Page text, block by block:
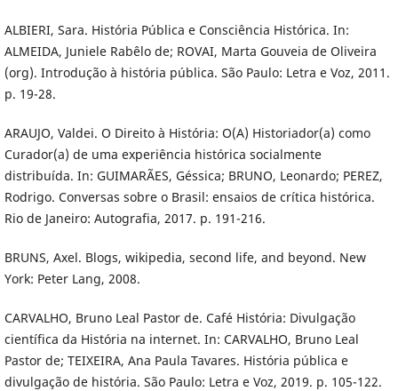
ALBIERI, Sara. História Pública e Consciência Histórica. In:
ALMEIDA, Juniele Rabêlo de; ROVAI, Marta Gouveia de Oliveira
(org). Introdução à história pública. São Paulo: Letra e Voz, 2011.
p. 19-28.
ARAUJO, Valdei. O Direito à História: O(A) Historiador(a) como
Curador(a) de uma experiência histórica socialmente
distribuída. In: GUIMARÃES, Géssica; BRUNO, Leonardo; PEREZ,
Rodrigo. Conversas sobre o Brasil: ensaios de crítica histórica.
Rio de Janeiro: Autografia, 2017. p. 191-216.
BRUNS, Axel. Blogs, wikipedia, second life, and beyond. New
York: Peter Lang, 2008.
CARVALHO, Bruno Leal Pastor de. Café História: Divulgação
científica da História na internet. In: CARVALHO, Bruno Leal
Pastor de; TEIXEIRA, Ana Paula Tavares. História pública e
divulgação de história. São Paulo: Letra e Voz, 2019. p. 105-122.